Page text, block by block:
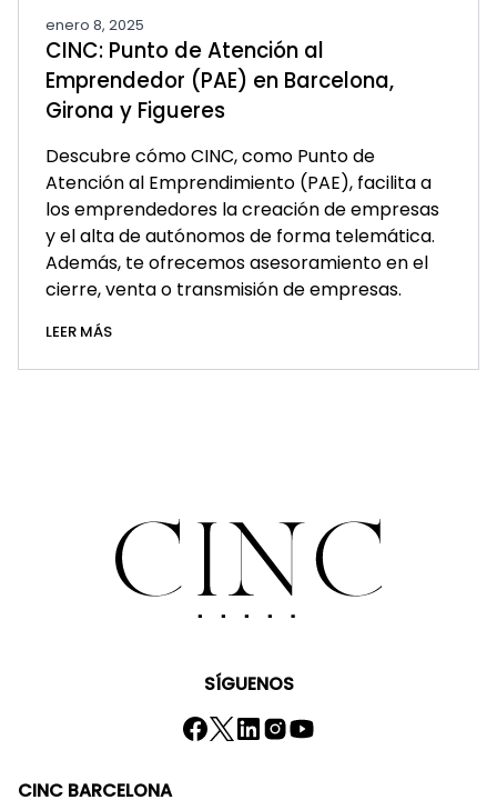
enero 8, 2025
CINC: Punto de Atención al
Emprendedor (PAE) en Barcelona,
Girona y Figueres
Descubre cómo CINC, como Punto de
Atención al Emprendimiento (PAE), facilita a
los emprendedores la creación de empresas
y el alta de autónomos de forma telemática.
Además, te ofrecemos asesoramiento en el
cierre, venta o transmisión de empresas.
LEER MÁS
SÍGUENOS
CINC BARCELONA